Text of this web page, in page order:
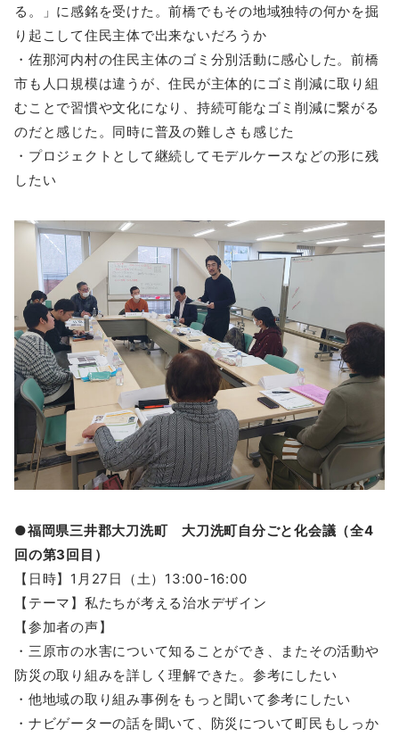
る。」に感銘を受けた。前橋でもその地域独特の何かを掘
り起こして住民主体で出来ないだろうか
・佐那河内村の住民主体のゴミ分別活動に感心した。前橋
市も人口規模は違うが、住民が主体的にゴミ削減に取り組
むことで習慣や文化になり、持続可能なゴミ削減に繋がる
のだと感じた。同時に普及の難しさも感じた
・プロジェクトとして継続してモデルケースなどの形に残
したい
●福岡県三井郡大刀洗町 大刀洗町自分ごと化会議（全4
回の第3回目）
【日時】1月27日（土）13:00-16:00
【テーマ】私たちが考える治水デザイン
【参加者の声】
・三原市の水害について知ることができ、またその活動や
防災の取り組みを詳しく理解できた。参考にしたい
・他地域の取り組み事例をもっと聞いて参考にしたい
・ナビゲーターの話を聞いて、防災について町民もしっか